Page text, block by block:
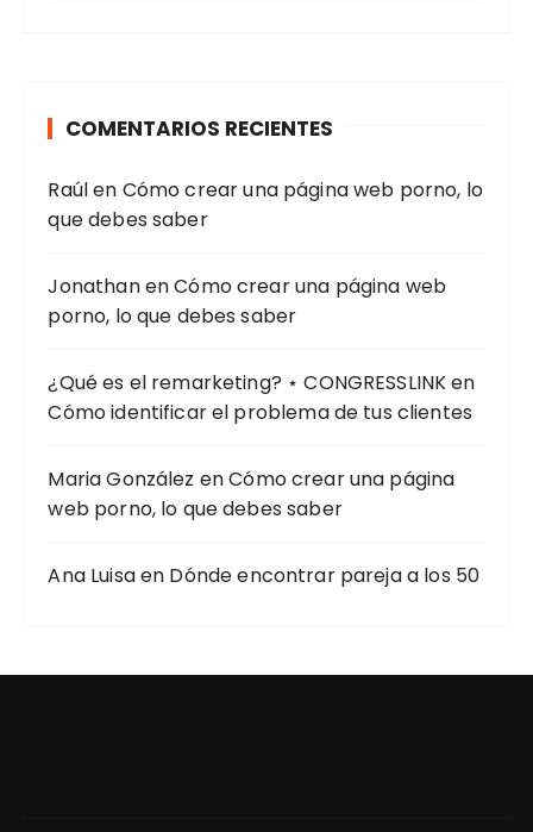
COMENTARIOS RECIENTES
Raúlen Cómo crear una página web porno, lo
que debes saber
JonathanenCómo crear una página web
porno, lo que debes saber
¿Qué es el remarketing? ⋆ CONGRESSLINKen
Cómo identificar el problema de tus clientes
Maria González enCómo crear una página
web porno, lo que debes saber
Ana Luisaen Dónde encontrar pareja a los 50